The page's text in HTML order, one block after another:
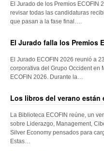
El Jurado de los Premios ECOFIN
revisar todas las candidaturas
que pasan a la fase final….
El Jurado falla los Premios
El Jurado ECOFIN 2026 reunió a
corporativa del Grupo Occident en
ECOFIN 2026. Durante la…
Los libros del verano están
La Biblioteca ECOFIN reúne, un
sobre Liderazgo, Management,
Silver Economy pensados para
Estas…